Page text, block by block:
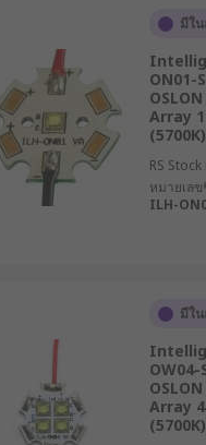
sizes and colour
connections
มีใ
ON01-
Array
(5700K)
RS Stock
หมายเล
ILH-
มีใ
OW04-
Array
(5700K)